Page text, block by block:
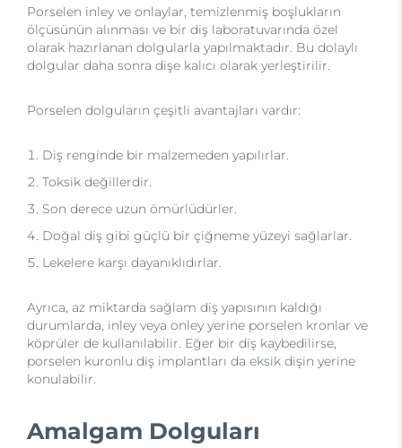
Porselen inley ve onlaylar, temizlenmiş boşlukların
ölçüsünün alınması ve bir diş laboratuvarında özel
olarak hazırlanan dolgularla yapılmaktadır. Bu dolaylı
dolgular daha sonra dişe kalıcı olarak yerleştirilir.
Porselen dolguların çeşitli avantajları vardır:
Diş renginde bir malzemeden yapılırlar.
Toksik değillerdir.
Son derece uzun ömürlüdürler.
Doğal diş gibi güçlü bir çiğneme yüzeyi sağlarlar.
Lekelere karşı dayanıklıdırlar.
Ayrıca, az miktarda sağlam diş yapısının kaldığı
durumlarda, inley veya onley yerine porselen kronlar ve
köprüler de kullanılabilir. Eğer bir diş kaybedilirse,
porselen kuronlu diş implantları da eksik dişin yerine
konulabilir.
Amalgam Dolguları